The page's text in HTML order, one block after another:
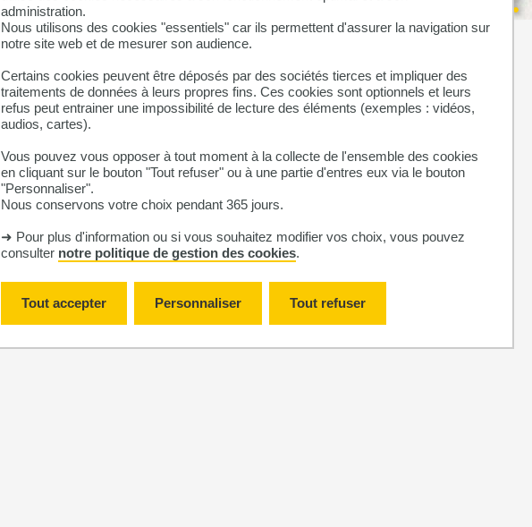
administration.
Nous utilisons des cookies "essentiels" car ils permettent d'assurer la navigation sur
notre site web et de mesurer son audience.
Certains cookies peuvent être déposés par des sociétés tierces et impliquer des
traitements de données à leurs propres fins. Ces cookies sont optionnels et leurs
refus peut entrainer une impossibilité de lecture des éléments (exemples : vidéos,
audios, cartes).
Vous pouvez vous opposer à tout moment à la collecte de l'ensemble des cookies
en cliquant sur le bouton "Tout refuser" ou à une partie d'entres eux via le bouton
"Personnaliser".
Nous conservons votre choix pendant 365 jours.
➜ Pour plus d'information ou si vous souhaitez modifier vos choix, vous pouvez
consulter notre politique de gestion des cookies.
Tout accepter Tout refuser
Personnaliser
Marie